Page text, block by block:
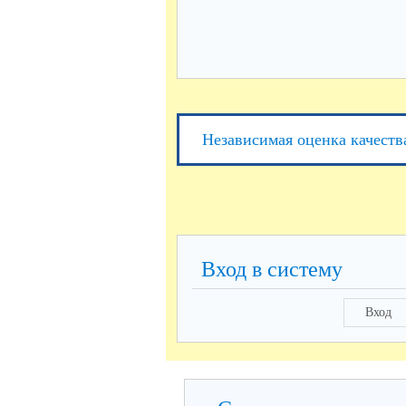
Независимая оценка
Вход в систему
Вход